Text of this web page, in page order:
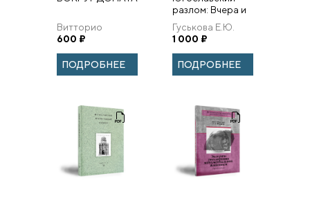
Витторио
Спрингфилд
600 ₽
ПОДРОБНЕЕ
разлом: Вчера и
сегодня.
Гуськова Е.Ю.
1 000 ₽
ПОДРОБНЕЕ